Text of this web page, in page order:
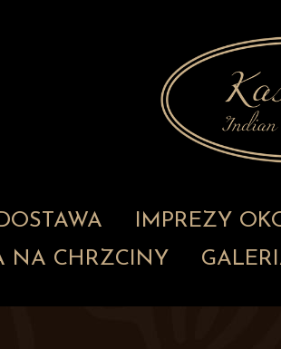
IMPREZY
NA CHRZCINY